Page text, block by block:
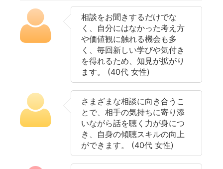
相談をお聞きするだけでな
く、自分にはなかった考え方
や価値観に触れる機会も多
く、毎回新しい学びや気付き
を得れるため、知見が拡がり
ます。 (40代 女性)
さまざまな相談に向き合うこ
とで、相手の気持ちに寄り添
いながら話を聴く力が身につ
き、自身の傾聴スキルの向上
ができます。 (40代 女性)